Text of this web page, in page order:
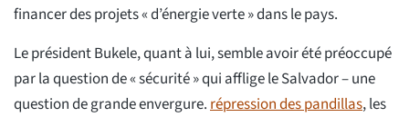
financer des projets « d’énergie verte » dans le pays.
Le président Bukele, quant à lui, semble avoir été préoccupé
par la question de « sécurité » qui afflige le Salvador – une
question de grande envergure. répression des pandillas, les